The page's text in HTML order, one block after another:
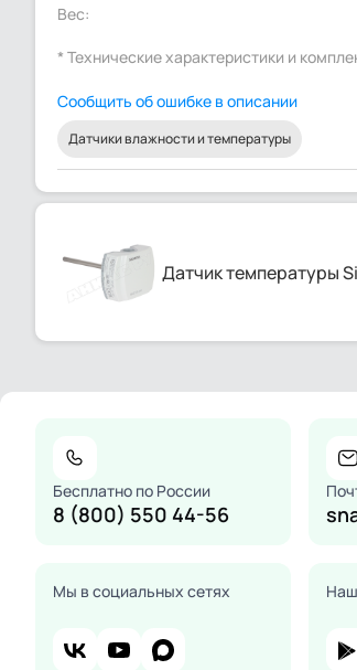
Вес:
* Технические характеристики и
Сообщить об ошибке в описании
Датчики влажности и температуры
Датчик температуры
Бесплатно по России
8 (800) 550 44-56
Мы в социальных сетях